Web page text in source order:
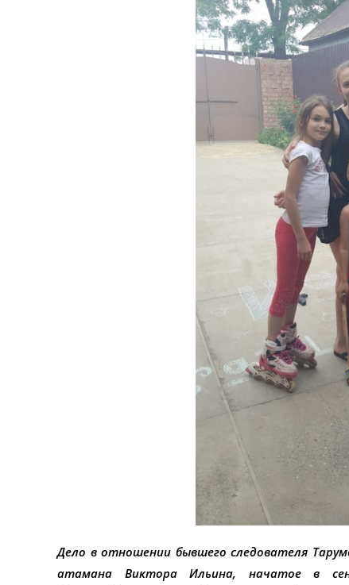
Дело в отношении бывшего следователя
атамана Виктора Ильина, начатое в